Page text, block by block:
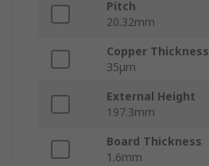
Pitch
20.32mm
Copper Thickness
35μm
External Height
197.3mm
Board Thickness
1.6mm